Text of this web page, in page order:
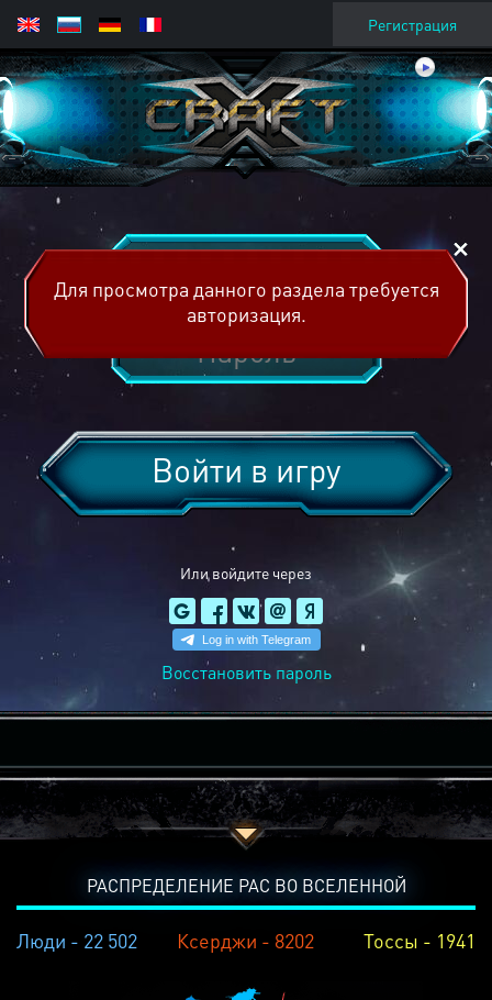
Регистрация
Или войдите через
Войти в игру
Восстановить пароль
Для просмотра данного раздела требуется
авторизация.
РАСПРЕДЕЛЕНИЕ РАС ВО ВСЕЛЕННОЙ
Люди - 22 502 Ксерджи - 8202 Тоссы - 1941